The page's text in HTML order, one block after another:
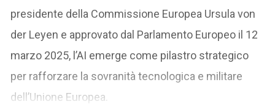
presidente della Commissione Europea Ursula von
der Leyen e approvato dal Parlamento Europeo il 12
marzo 2025, l’AI emerge come pilastro strategico
per rafforzare la sovranità tecnologica e militare
dell’Unione Europea.